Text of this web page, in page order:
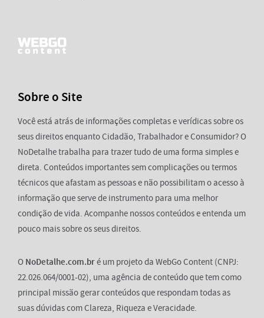
Sobre o Site
Você está atrás de informações completas e verídicas sobre os
seus direitos enquanto Cidadão, Trabalhador e Consumidor? O
NoDetalhe trabalha para trazer tudo de uma forma simples e
direta. Conteúdos importantes sem complicações ou termos
técnicos que afastam as pessoas e não possibilitam o acesso à
informação que serve de instrumento para uma melhor
condição de vida. Acompanhe nossos conteúdos e entenda um
pouco mais sobre os seus direitos.
O NoDetalhe.com.bré um projeto da WebGo Content (CNPJ:
22.026.064/0001-02), uma agência de conteúdo que tem como
principal missão gerar conteúdos que respondam todas as
suas dúvidas com Clareza, Riqueza e Veracidade.